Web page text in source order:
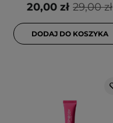
29,00 zł
20,00 zł
DODAJ DO KOSZYKA